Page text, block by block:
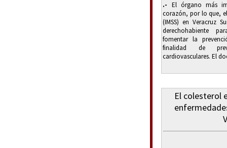
.- El órgano más
corazón, por lo que,
(IMSS) en Veracruz
derechohabiente
fomentar la
finalidad de
cardiovasculares. El
El colesterol